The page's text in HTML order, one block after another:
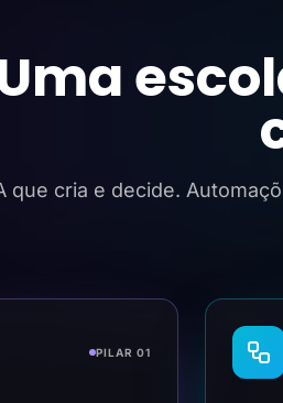
que cria e decide.
PILAR 01